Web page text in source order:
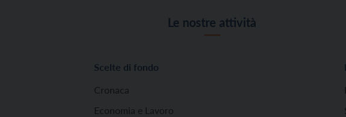
Le nostre attività
Scelte di fondo
Cronaca
Economia e Lavoro